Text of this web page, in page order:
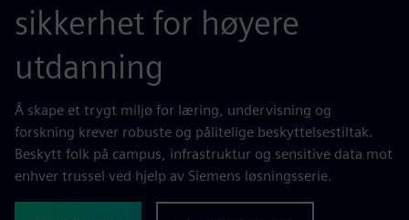
sikkerhet for høyere
utdanning
Å skape et trygt miljø for læring, undervisning og
forskning krever robuste og pålitelige beskyttelsestiltak.
Beskytt folk på campus, infrastruktur og sensitive data mot
enhver trussel ved hjelp av Siemens løsningsserie.